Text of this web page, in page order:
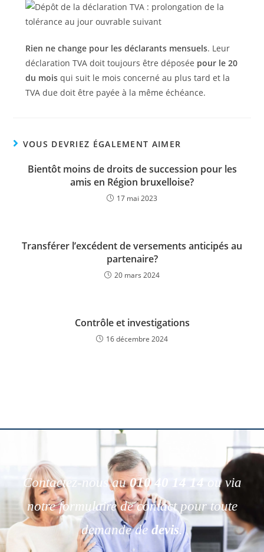
Rien ne change pour les déclarants mensuels. Leur
déclaration TVA doit toujours être déposée pour le 20
du moisqui suit le mois concerné au plus tard et la
TVA due doit être payée à la même échéance.
VOUS DEVRIEZ ÉGALEMENT AIMER
Bientôt moins de droits de succession pour les
amis en Région bruxelloise?
17 mai 2023
Transférer l’excédent de versements anticipés au
partenaire?
20 mars 2024
Contrôle et investigations
16 décembre 2024
Contactez-nous au010 40 14 14
ou via
notre formulaire de contact pour toute
demande de devis.